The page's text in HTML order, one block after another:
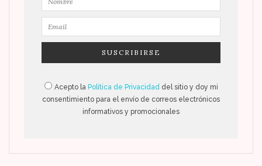
Acepto la Política de Privacidad del sitio y doy mi
consentimiento para el envío de correos electrónicos
informativos y promocionales